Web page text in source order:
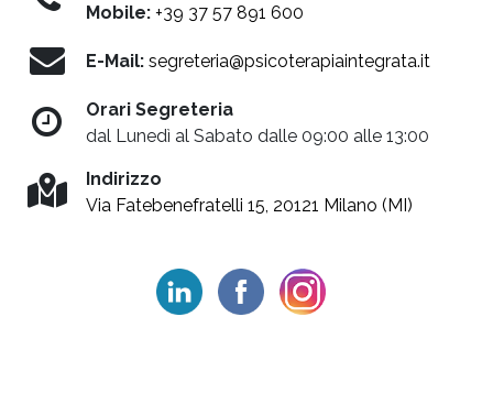
Mobile: +39 37 57 891 600
E-Mail: segreteria@psicoterapiaintegrata.it
Orari Segreteria
dal Lunedì al Sabato dalle 09:00 alle 13:00
Indirizzo
Via Fatebenefratelli 15, 20121 Milano (MI)